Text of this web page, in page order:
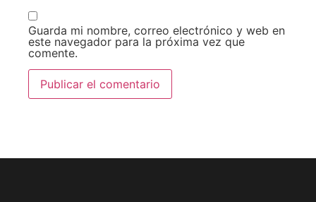
Guarda mi nombre, correo electrónico y web en
este navegador para la próxima vez que
comente.